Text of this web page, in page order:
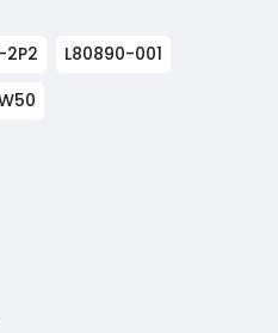
2P2
L80890-001